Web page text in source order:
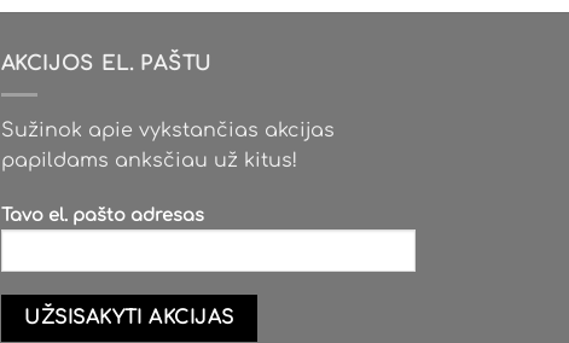
AKCIJOS EL. PAŠTU
Sužinok apie vykstančias akcijas
papildams anksčiau už kitus!
Tavo el. pašto adresas